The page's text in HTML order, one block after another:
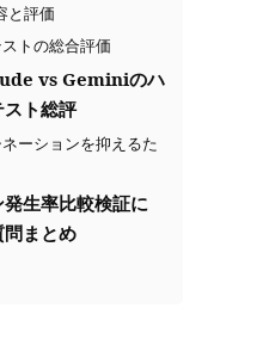
と評価
トの総合評価
vs Geminiのハ
ト総評
ーションを抑えるた
生率比較検証に
まとめ